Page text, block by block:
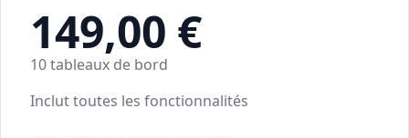
149,00 €
10 tableaux de bord
Inclut toutes les fonctionnalités